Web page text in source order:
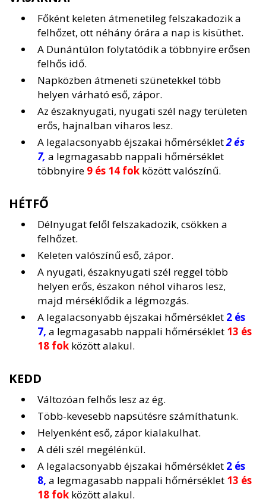
Főként keleten átmenetileg felszakadozik a
felhőzet, ott néhány órára a nap is kisüthet.
A Dunántúlon folytatódik a többnyire erősen
felhős idő.
Napközben átmeneti szünetekkel több
helyen várható eső, zápor.
Az északnyugati, nyugati szél nagy területen
erős, hajnalban viharos lesz.
A legalacsonyabb éjszakai hőmérséklet2 és
7, a legmagasabb nappali hőmérséklet
többnyire 9 és 14 fok között valószínű.
HÉTFŐ
Délnyugat felől felszakadozik, csökken a
felhőzet.
Keleten valószínű eső, zápor.
A nyugati, északnyugati szél reggel több
helyen erős, északon néhol viharos lesz,
majd mérséklődik a légmozgás.
A legalacsonyabb éjszakai hőmérséklet 2 és
7, a legmagasabb nappali hőmérséklet 13 és
18 fok között alakul.
KEDD
Változóan felhős lesz az ég.
Több-kevesebb napsütésre számíthatunk.
Helyenként eső, zápor kialakulhat.
A déli szél megélénkül.
A legalacsonyabb éjszakai hőmérséklet 2 és
8, a legmagasabb nappali hőmérséklet 13 és
18 fok között alakul.